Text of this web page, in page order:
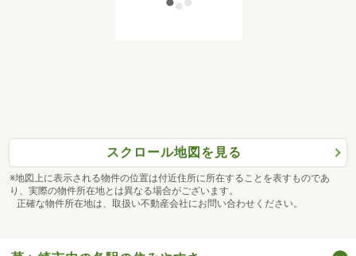
スクロール地図を見る
※地図上に表示される物件の位置は付近住所に所在することを表すものであ
り、実際の物件所在地とは異なる場合がございます。
正確な物件所在地は、取扱い不動産会社にお問い合わせください。